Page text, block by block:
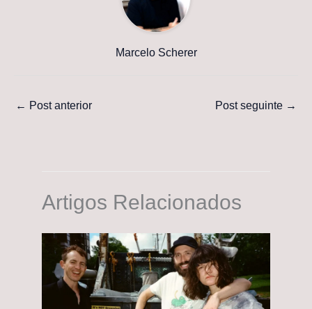
Marcelo Scherer
← Post anterior Post seguinte →
Artigos Relacionados